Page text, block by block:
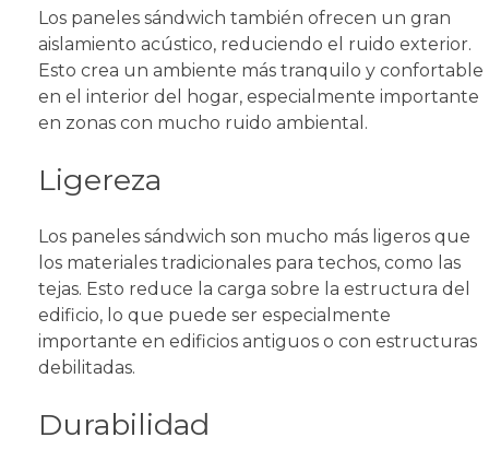
Los paneles sándwich también ofrecen un gran
aislamiento acústico, reduciendo el ruido exterior.
Esto crea un ambiente más tranquilo y confortable
en el interior del hogar, especialmente importante
en zonas con mucho ruido ambiental.
Ligereza
Los paneles sándwich son mucho más ligeros que
los materiales tradicionales para techos, como las
tejas. Esto reduce la carga sobre la estructura del
edificio, lo que puede ser especialmente
importante en edificios antiguos o con estructuras
debilitadas.
Durabilidad